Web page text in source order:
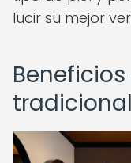
lucir su mejor